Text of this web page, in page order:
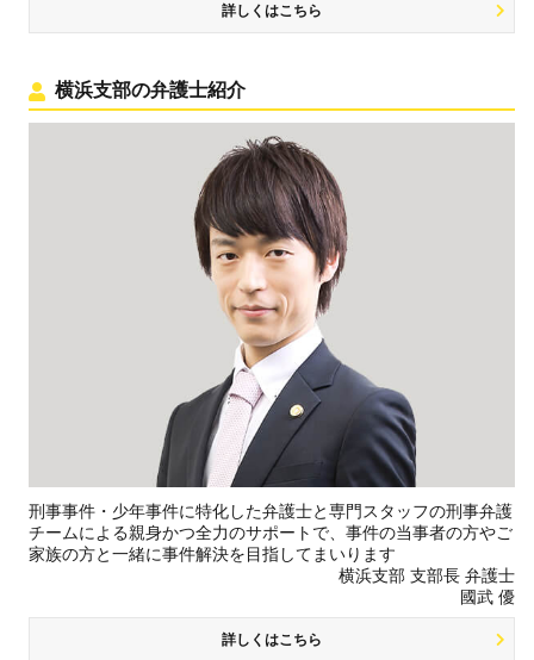
詳しくはこちら
横浜支部の弁護士紹介
刑事事件・少年事件に特化した弁護士と専門スタッフの刑事弁護
チームによる親身かつ全力のサポートで、事件の当事者の方やご
家族の方と一緒に事件解決を目指してまいります
横浜支部 支部長 弁護士
國武 優
詳しくはこちら